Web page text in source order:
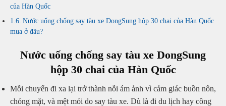
của Hàn Quốc
Nước uống chống say tàu xe DongSung hộp 30 chai của Hàn Quốc
mua ở đâu?
Nước uống chống say tàu xe DongSung
hộp 30 chai của Hàn Quốc
Mỗi chuyến đi xa lại trở thành nỗi ám ảnh vì cảm giác buồn nôn,
chóng mặt, và mệt mỏi do say tàu xe. Dù là đi du lịch hay công